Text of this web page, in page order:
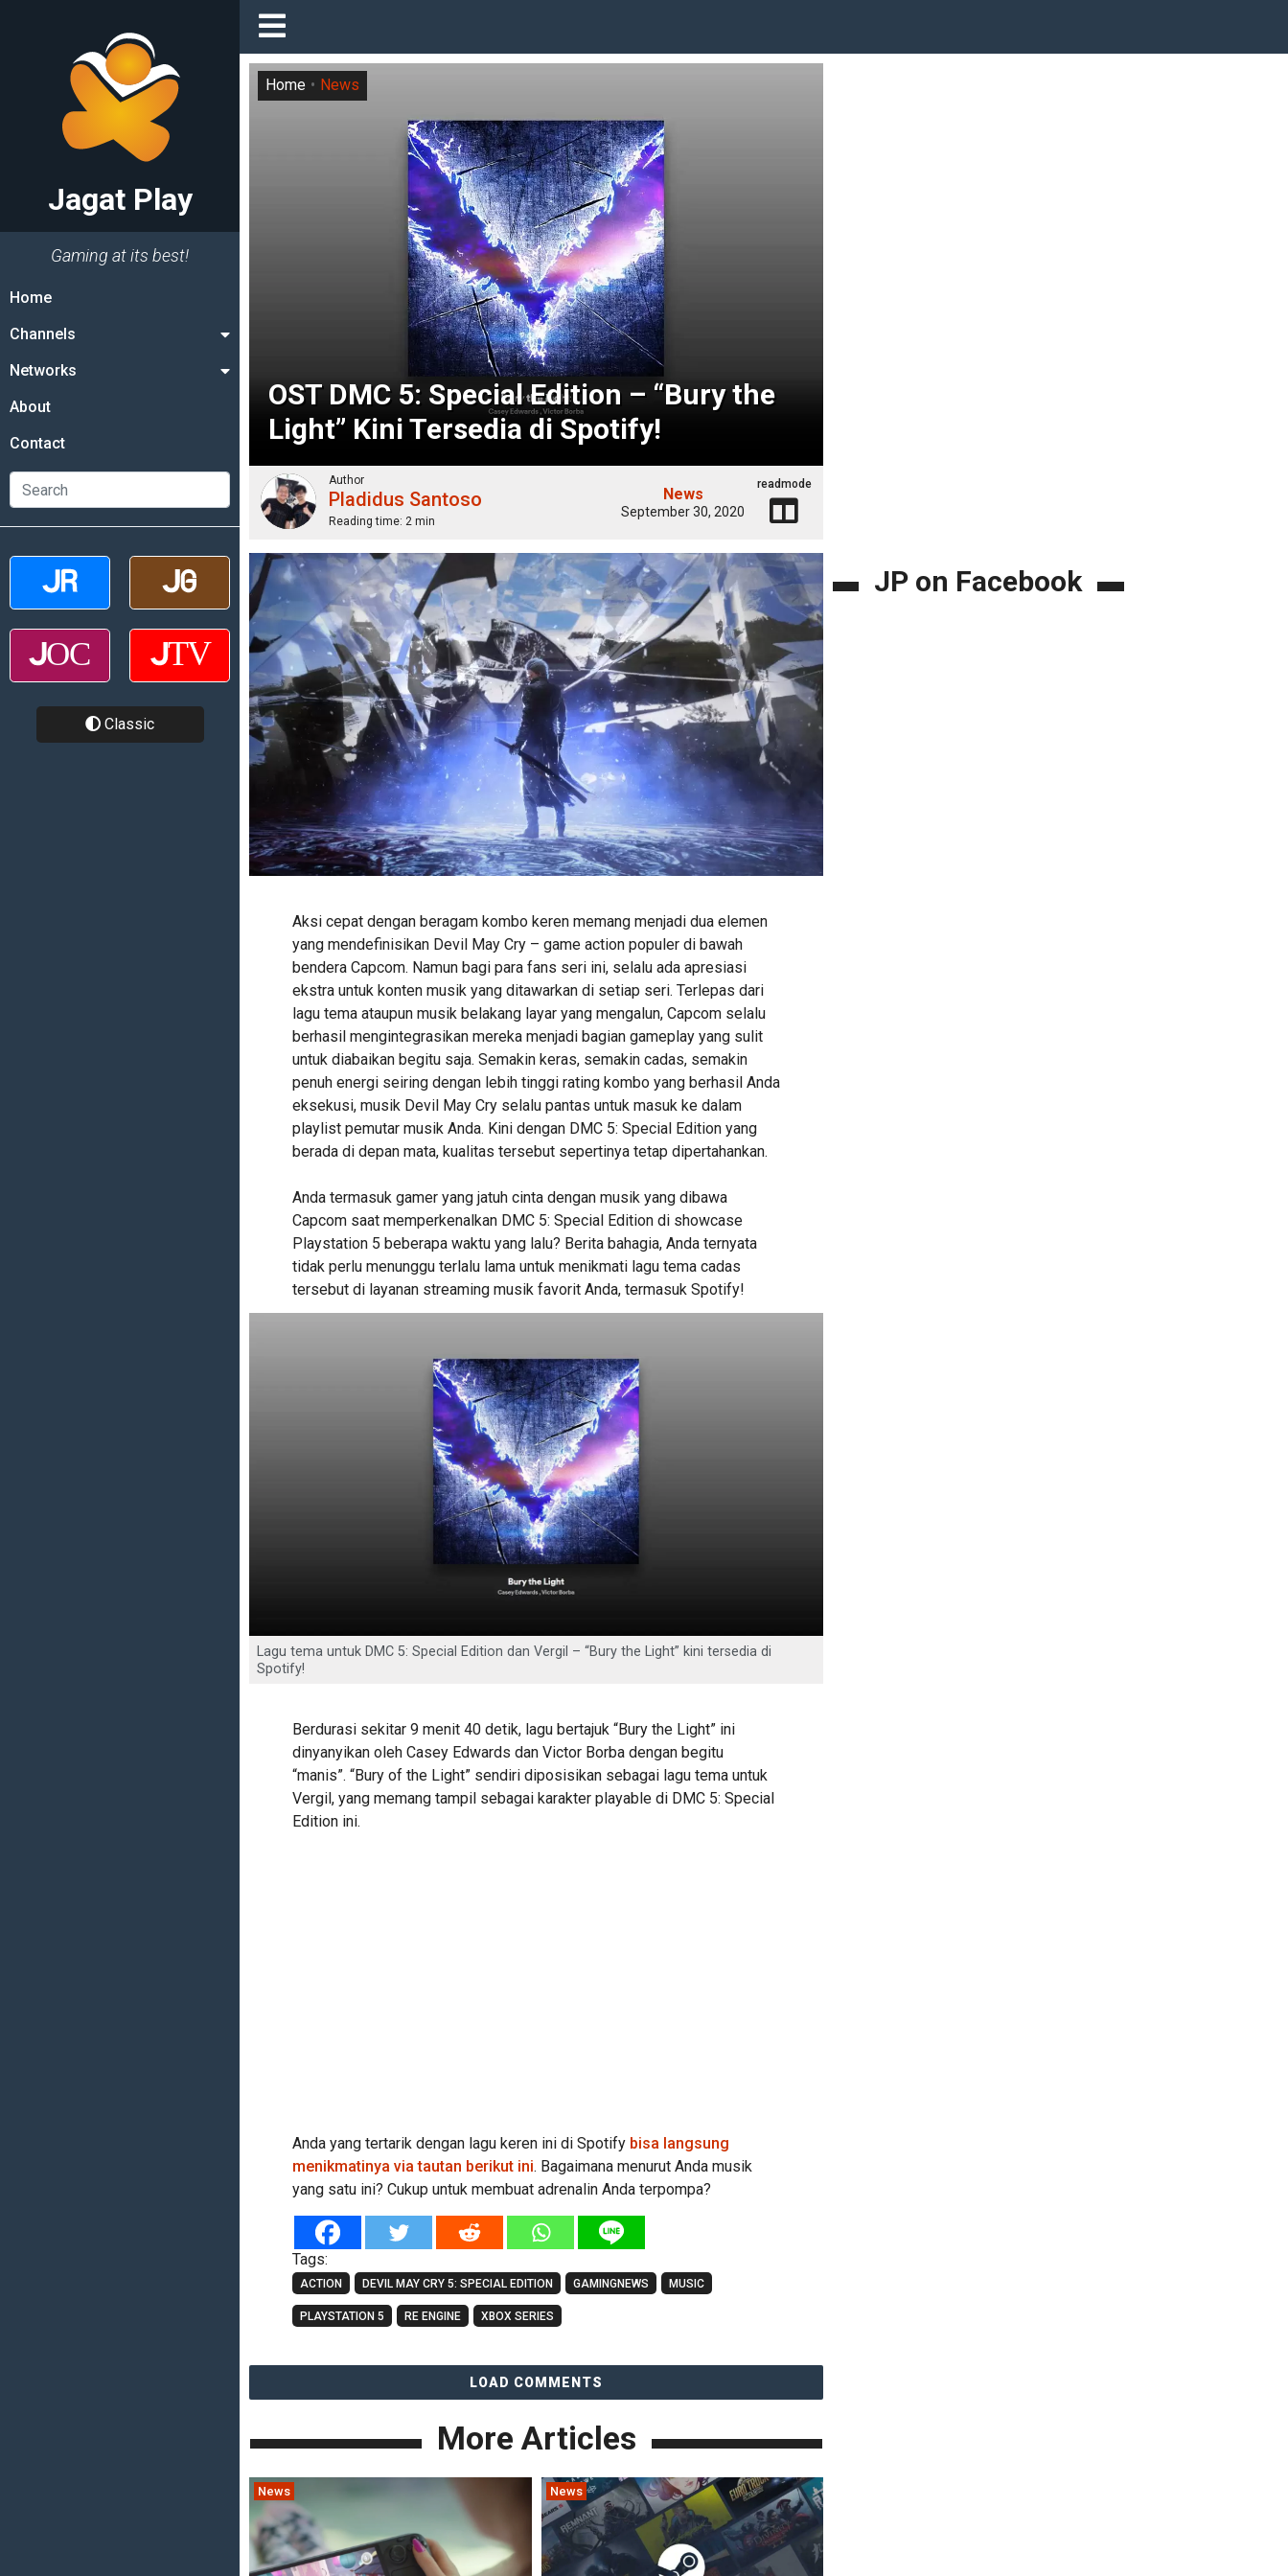
Jagat Play
Gaming at its best!
Home
Channels
Networks
About
Contact
Classic
OST DMC 5: Special Edition – “Bury the
Light” Kini Tersedia di Spotify!
Home News
Author
Pladidus Santoso
Reading time: 2 min
News
September 30, 2020
readmode
Aksi cepat dengan beragam kombo keren memang menjadi dua elemen
yang mendefinisikan Devil May Cry – game action populer di bawah
bendera Capcom. Namun bagi para fans seri ini, selalu ada apresiasi
ekstra untuk konten musik yang ditawarkan di setiap seri. Terlepas dari
lagu tema ataupun musik belakang layar yang mengalun, Capcom selalu
berhasil mengintegrasikan mereka menjadi bagian gameplay yang sulit
untuk diabaikan begitu saja. Semakin keras, semakin cadas, semakin
penuh energi seiring dengan lebih tinggi rating kombo yang berhasil Anda
eksekusi, musik Devil May Cry selalu pantas untuk masuk ke dalam
playlist pemutar musik Anda. Kini dengan DMC 5: Special Edition yang
berada di depan mata, kualitas tersebut sepertinya tetap dipertahankan.
Anda termasuk gamer yang jatuh cinta dengan musik yang dibawa
Capcom saat memperkenalkan DMC 5: Special Edition di showcase
Playstation 5 beberapa waktu yang lalu? Berita bahagia, Anda ternyata
tidak perlu menunggu terlalu lama untuk menikmati lagu tema cadas
tersebut di layanan streaming musik favorit Anda, termasuk Spotify!
Lagu tema untuk DMC 5: Special Edition dan Vergil – “Bury the Light” kini tersedia di
Spotify!
Berdurasi sekitar 9 menit 40 detik, lagu bertajuk “Bury the Light” ini
dinyanyikan oleh Casey Edwards dan Victor Borba dengan begitu
“manis”. “Bury of the Light” sendiri diposisikan sebagai lagu tema untuk
Vergil, yang memang tampil sebagai karakter playable di DMC 5: Special
Edition ini.
Anda yang tertarik dengan lagu keren ini di Spotify bisa langsung
menikmatinya via tautan berikut ini. Bagaimana menurut Anda musik
yang satu ini? Cukup untuk membuat adrenalin Anda terpompa?
Tags:
ACTION DEVIL MAY CRY 5: SPECIAL EDITION GAMINGNEWS MUSIC
PLAYSTATION 5 RE ENGINE XBOX SERIES
LOAD COMMENTS
More Articles
News News
JP on Facebook